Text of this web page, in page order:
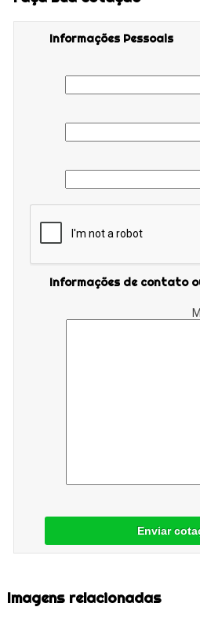
Informações Pessoais
Informações de contato
Enviar
Imagens relacionadas